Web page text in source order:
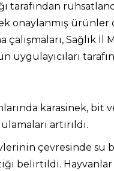
tarafından
ürünler
Sağlık İl
karasinek, bit
artırıldı.
çevresinde su
belirtildi. Hayvanlar